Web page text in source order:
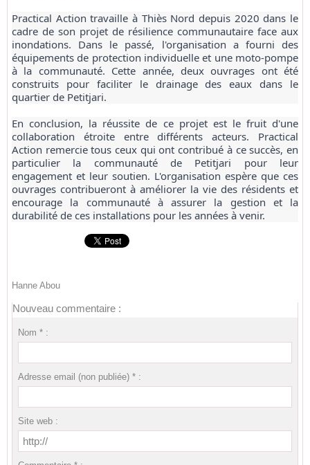
Practical Action travaille à Thiès Nord depuis 2020 dans le
cadre de son projet de résilience communautaire face aux
inondations. Dans le passé, l'organisation a fourni des
équipements de protection individuelle et une moto-pompe
à la communauté. Cette année, deux ouvrages ont été
construits pour faciliter le drainage des eaux dans le
quartier de Petitjari.
En conclusion, la réussite de ce projet est le fruit d'une
collaboration étroite entre différents acteurs. Practical
Action remercie tous ceux qui ont contribué à ce succès, en
particulier la communauté de Petitjari pour leur
engagement et leur soutien. L'organisation espère que ces
ouvrages contribueront à améliorer la vie des résidents et
encourage la communauté à assurer la gestion et la
durabilité de ces installations pour les années à venir.
Hanne Abou
Nouveau commentaire :
Nom * :
Adresse email (non publiée) * :
Site web :